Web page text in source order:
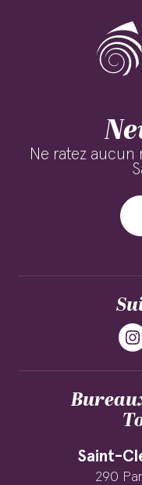
Ne ratez aucun
Saint-
290